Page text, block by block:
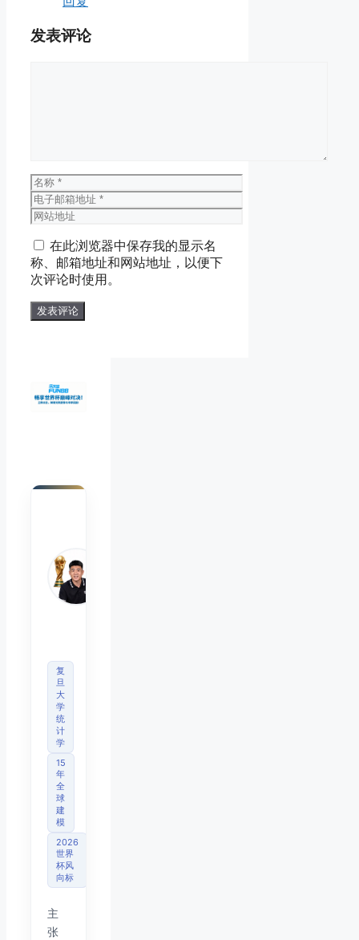
发表评论
名
称
电
子
箱
地
址
网
地
址
在此浏览器中保存我的显示名
称、邮箱地址和网站地址，以便下
次评论时使用。
复
旦
大
学
统
计
学
15
年
全
球
建
模
2026
世界
杯风
向标
主
张